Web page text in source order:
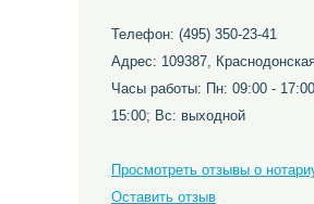
Телефон: (495) 350-23-41
Адрес: 109387,
Часы работы: Пн: 09:00 -
15:00; Вс: выходной
Просмотреть отзывы о
Оставить отзыв